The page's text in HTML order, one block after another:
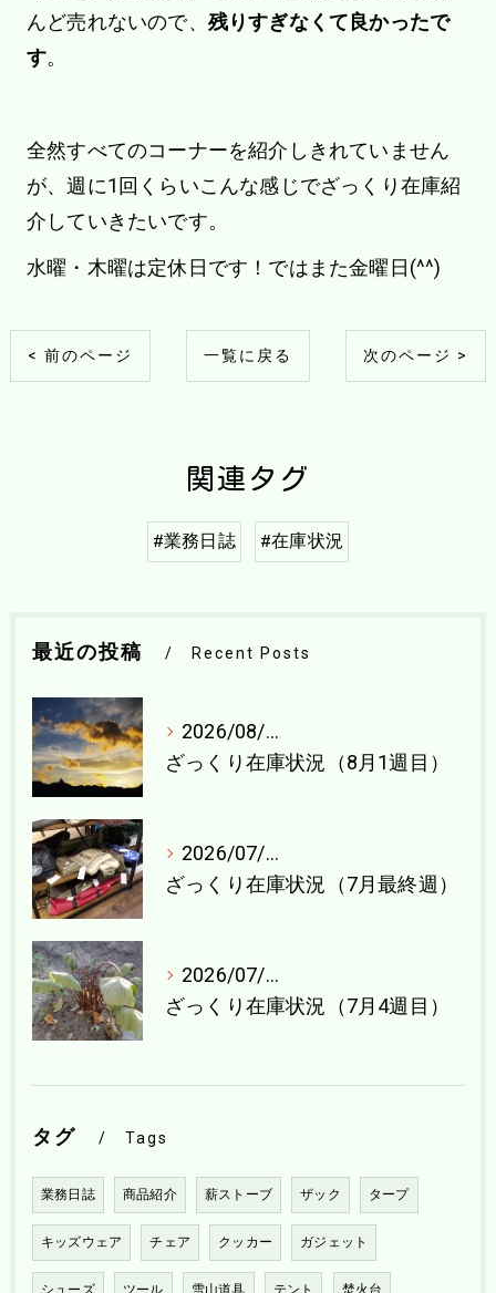
んど売れないので、 残りすぎなくて良かったで
す。
全然すべてのコーナーを紹介しきれていません
が、週に1回くらいこんな感じでざっくり在庫紹
介していきたいです。
水曜・木曜は定休日です！ではまた金曜日(^^)
< 前のページ 一覧に戻る 次のページ >
関連タグ
#業務日誌 #在庫状況
最近の投稿 Recent Posts
2026/08/04
ざっくり在庫状況（8月1週目）
2026/07/27
ざっくり在庫状況（7月最終週）
2026/07/21
ざっくり在庫状況（7月4週目）
タグ Tags
業務日誌 商品紹介 薪ストーブ ザック タープ
キッズウェア チェア クッカー ガジェット
シューズ ツール 雪山道具 テント 焚火台